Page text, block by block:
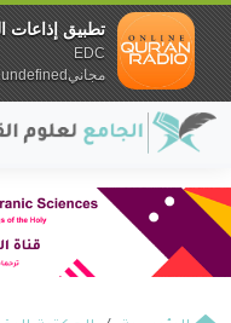
تطبيق إذاعات
EDC
مجانيundefined